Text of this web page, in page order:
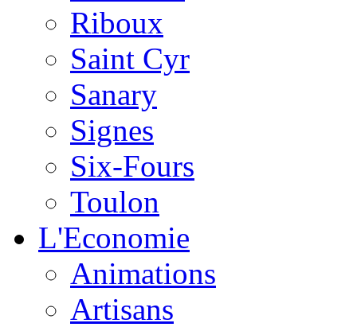
Riboux
Saint Cyr
Sanary
Signes
Six-Fours
Toulon
L'Economie
Animations
Artisans